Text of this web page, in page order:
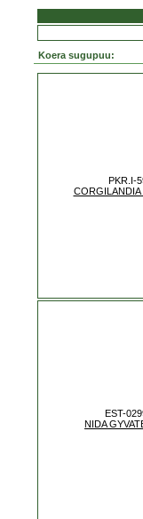
Koera sugupuu:
PKR.I-
EST-
NIDA